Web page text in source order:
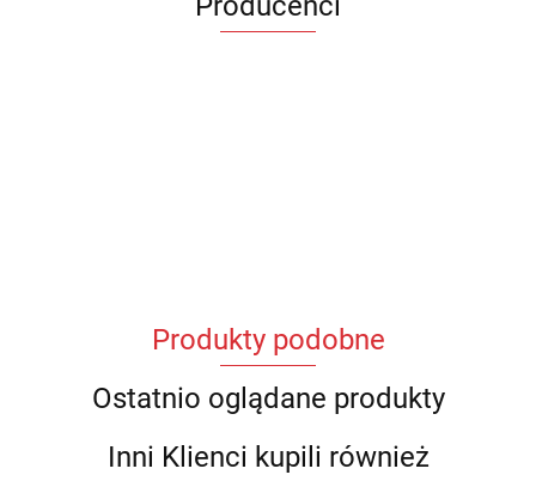
Produkty podobne
Ostatnio oglądane produkty
Inni Klienci kupili również